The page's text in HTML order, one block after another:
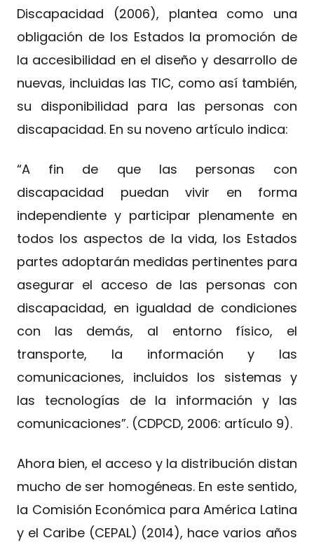
Discapacidad (2006), plantea como una
obligación de los Estados la promoción de
la accesibilidad en el diseño y desarrollo de
nuevas, incluidas las TIC, como así también,
su disponibilidad para las personas con
discapacidad. En su noveno artículo indica:
“A fin de que las personas con
discapacidad puedan vivir en forma
independiente y participar plenamente en
todos los aspectos de la vida, los Estados
partes adoptarán medidas pertinentes para
asegurar el acceso de las personas con
discapacidad, en igualdad de condiciones
con las demás, al entorno físico, el
transporte, la información y las
comunicaciones, incluidos los sistemas y
las tecnologías de la información y las
comunicaciones”. (CDPCD, 2006: artículo 9).
Ahora bien, el acceso y la distribución distan
mucho de ser homogéneas. En este sentido,
la Comisión Económica para América Latina
y el Caribe (CEPAL) (2014), hace varios años